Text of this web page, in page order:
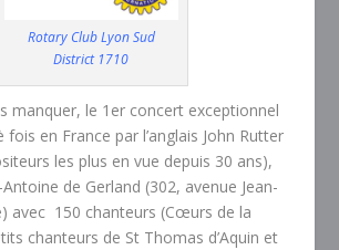
Rotary Club Lyon Sud
District 1710
manquer, le 1er concert exceptionnel
fois en France par l’anglais John Rutter
les plus en vue depuis 30 ans),
Antoine de Gerland (302, avenue Jean-
avec 150 chanteurs (Cœurs de la
chanteurs de St Thomas d’Aquin et